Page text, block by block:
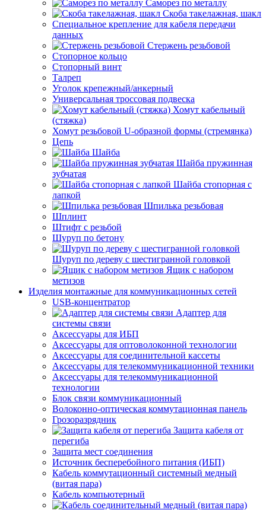
Саморез по металлу
Скоба такелажная, шакл
Специальное крепление для кабеля передачи
данных
Стержень резьбовой
Стопорное кольцо
Стопорный винт
Талреп
Уголок крепежный/анкерный
Универсальная троссовая подвеска
Хомут кабельный
(стяжка)
Хомут резьбовой U-образной формы (стремянка)
Цепь
Шайба
Шайба пружинная
зубчатая
Шайба стопорная с
лапкой
Шпилька резьбовая
Шплинт
Штифт с резьбой
Шуруп по бетону
Шуруп по дереву с шестигранной головкой
Ящик с набором
метизов
Изделия монтажные для коммуникационных сетей
USB-концентратор
Адаптер для
системы связи
Аксессуары для ИБП
Аксессуары для оптоволоконной технологии
Аксессуары для соединительной кассеты
Аксессуары для телекоммуникационной техники
Аксессуары для телекоммуникационной
технологии
Блок связи коммуникационный
Волоконно-оптическая коммутационная панель
Грозоразрядник
Защита кабеля от
перегиба
Защита мест соединения
Источник бесперебойного питания (ИБП)
Кабель коммутационный системный медный
(витая пара)
Кабель компьютерный